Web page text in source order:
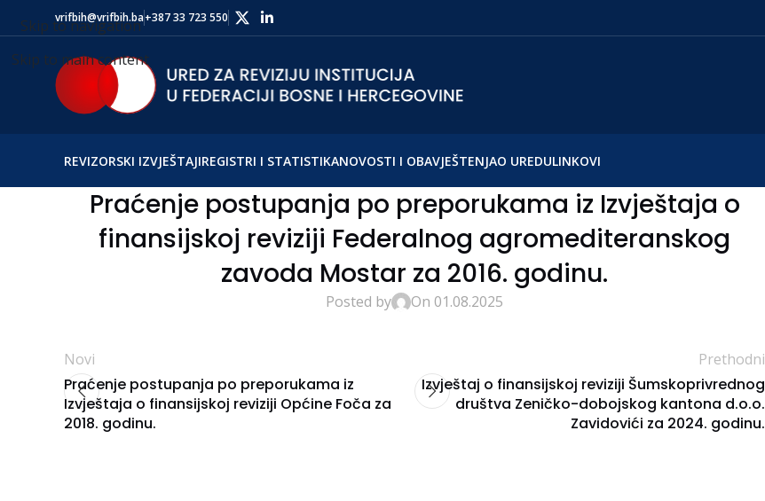
Skip to navigation
Skip to main content
vrifbih@vrifbih.ba+387 33 723 550
REVIZORSKI IZVJEŠTAJIREGISTRI I STATISTIKANOVOSTI I OBAVJEŠTENJAO UREDULINKOVI
Praćenje postupanja po preporukama iz Izvještaja o
finansijskoj reviziji Federalnog agromediteranskog
zavoda Mostar za 2016. godinu.
Posted by On 01.08.2025
Novi
Praćenje postupanja po preporukama iz
Izvještaja o finansijskoj reviziji Općine Foča za
2018. godinu.
Prethodni
Izvještaj o finansijskoj reviziji Šumskoprivrednog
društva Zeničko-dobojskog kantona d.o.o.
Zavidovići za 2024. godinu.